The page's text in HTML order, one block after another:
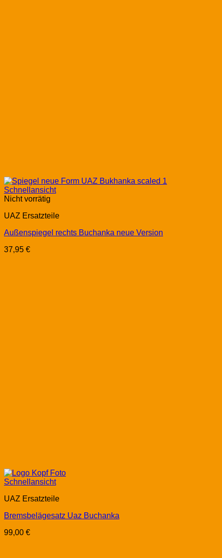
Schnellansicht
Nicht vorrätig
UAZ Ersatzteile
Außenspiegel rechts Buchanka neue Version
37,95 €
Schnellansicht
UAZ Ersatzteile
Bremsbelägesatz Uaz Buchanka
99,00 €